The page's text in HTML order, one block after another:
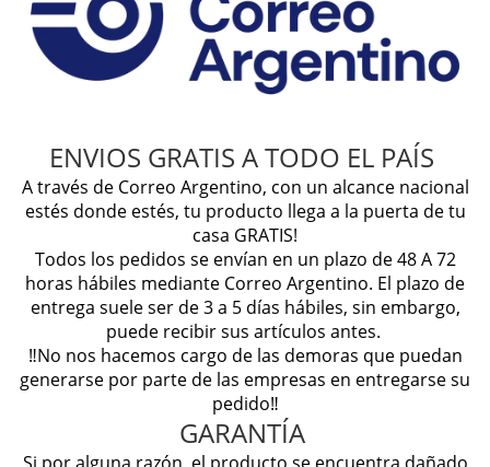
ENVIOS GRATIS A TODO EL PAÍS
A través de Correo Argentino, con un alcance nacional
estés donde estés, tu producto llega a la puerta de tu
casa GRATIS!
Todos los pedidos se envían en un plazo de 48 A 72
horas hábiles mediante Correo Argentino. El plazo de
entrega suele ser de 3 a 5 días hábiles, sin embargo,
puede recibir sus artículos antes.
‼️No nos hacemos cargo de las demoras que puedan
generarse por parte de las empresas en entregarse su
pedido‼️
GARANTÍA